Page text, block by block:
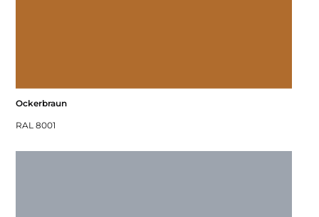
Ockerbraun
RAL 8001